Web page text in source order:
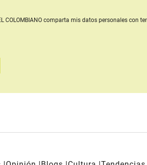
COLOMBIANO comparta mis datos personales con